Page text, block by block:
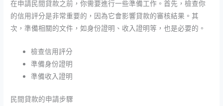
在申請民間貸款之前，你需要進行一些準備工作。首先，檢查你
的信用評分是非常重要的，因為它會影響貸款的審核結果。其
次，準備相關的文件，如身份證明、收入證明等，也是必要的。
檢查信用評分
準備身份證明
準備收入證明
民間貸款的申請步驟